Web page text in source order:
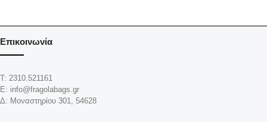
Επικοινωνία
Τ: 2310.521161
Ε: info@fragolabags.gr
Δ: Μοναστηρίου 301, 54628